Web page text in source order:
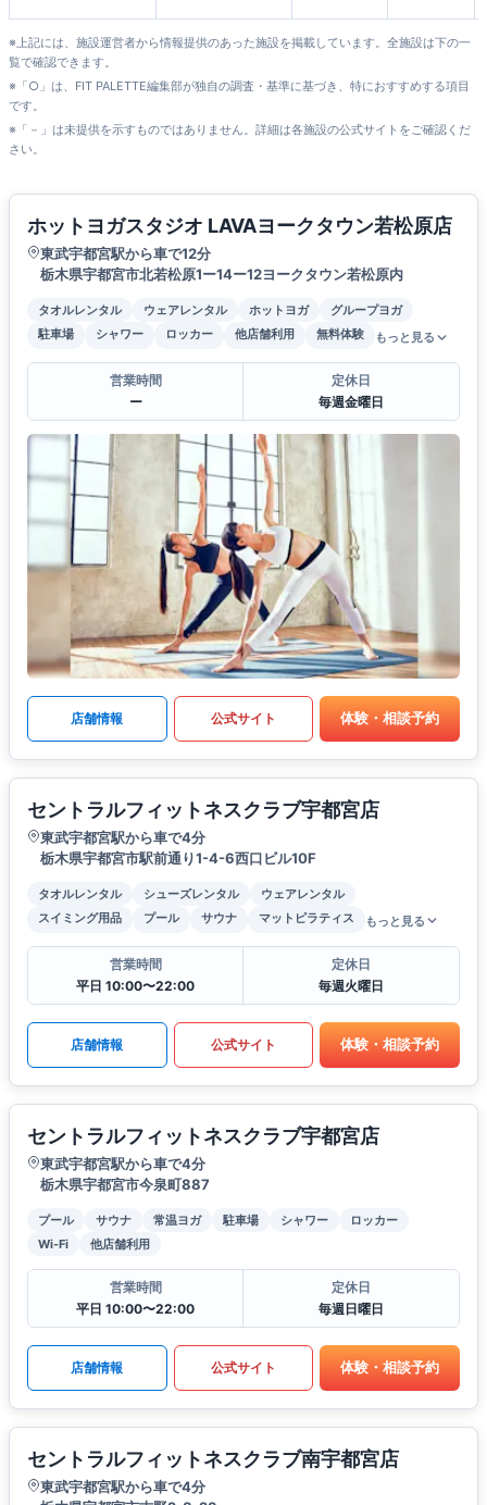
※上記には、施設運営者から情報提供のあった施設を掲載しています。全施設は下の一
覧で確認できます。
※「○」は、FIT PALETTE編集部が独自の調査・基準に基づき、特におすすめする項目
です。
※「－」は未提供を示すものではありません。詳細は各施設の公式サイトをご確認くだ
さい。
ホットヨガスタジオ LAVAヨークタウン若松原店
東武宇都宮駅から車で12分
栃木県宇都宮市北若松原1ー14ー12ヨークタウン若松原内
タオルレンタル ウェアレンタル ホットヨガ
グループヨガ
駐車場
シャワー ロッカー 他店舗利用 無料体験 もっと見る
営業時間
ー
定休日
毎週金曜日
店舗情報 公式サイト 体験・相談予約
セントラルフィットネスクラブ宇都宮店
東武宇都宮駅から車で4分
栃木県宇都宮市駅前通り1-4-6西口ビル10F
タオルレンタル シューズレンタル
ウェアレンタル
スイミング用品
プール サウナ マットピラティス もっと見る
営業時間
平日 10:00〜22:00
定休日
毎週火曜日
店舗情報 公式サイト 体験・相談予約
セントラルフィットネスクラブ宇都宮店
東武宇都宮駅から車で4分
栃木県宇都宮市今泉町887
プール サウナ 常温ヨガ 駐車場 シャワー
ロッカー
Wi-Fi
他店舗利用
営業時間
平日 10:00〜22:00
定休日
毎週日曜日
店舗情報 公式サイト 体験・相談予約
セントラルフィットネスクラブ南宇都宮店
東武宇都宮駅から車で4分